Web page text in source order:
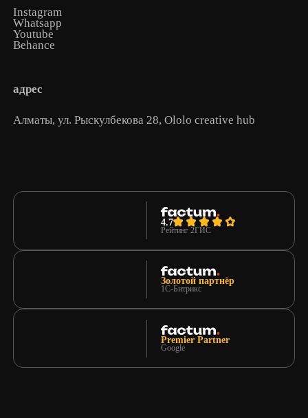
Instagram
Whatsapp
Youtube
Behance
адрес
Алматы, ул. Рыскулбекова 28, Ololo creative hub
4.7
Рейтинг 2ГИС
Золотой партнёр
1С-Битрикс
Premier Partner
Google